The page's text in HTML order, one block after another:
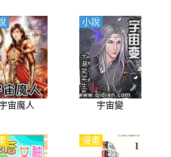
宇宙魔人 宇宙變
小說
漫畫